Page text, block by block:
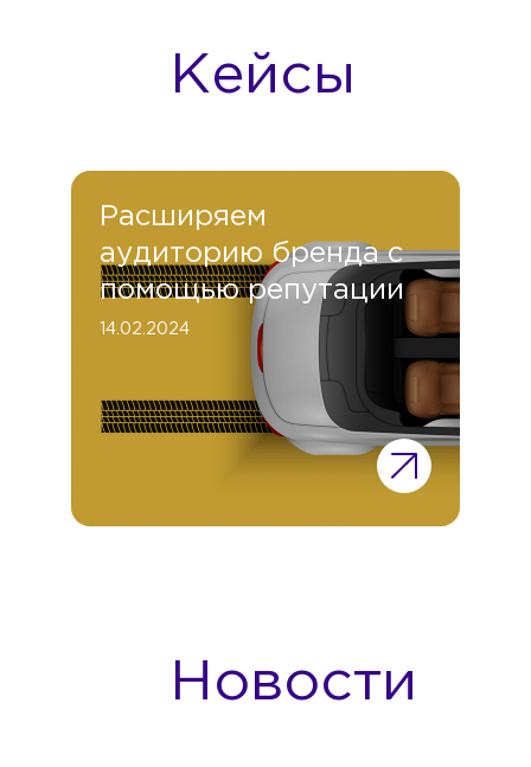
Кейсы
Расширяем
аудиторию бренда с
помощью репутации
14.02.2024
Новости